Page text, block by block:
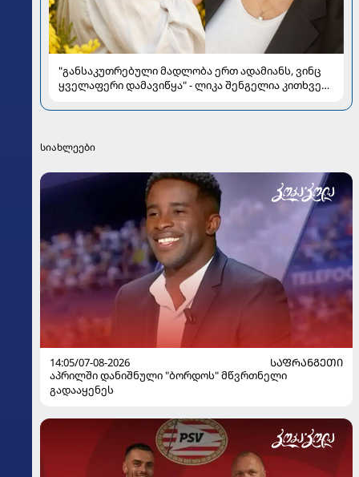
"განსაკუთრებული მადლობა ერთ ადამიანს, ვინც
ყველაფერი დამავიწყა" - ლიკა შენგელია კითხვებს
სიახლეები
14:05/07-08-2026
ᲡᲐᲤᲠᲐᲜᲒᲔᲗᲘ
აპრილში დანიშნული "ბორდოს" მწვრთნელი
გადააყენეს